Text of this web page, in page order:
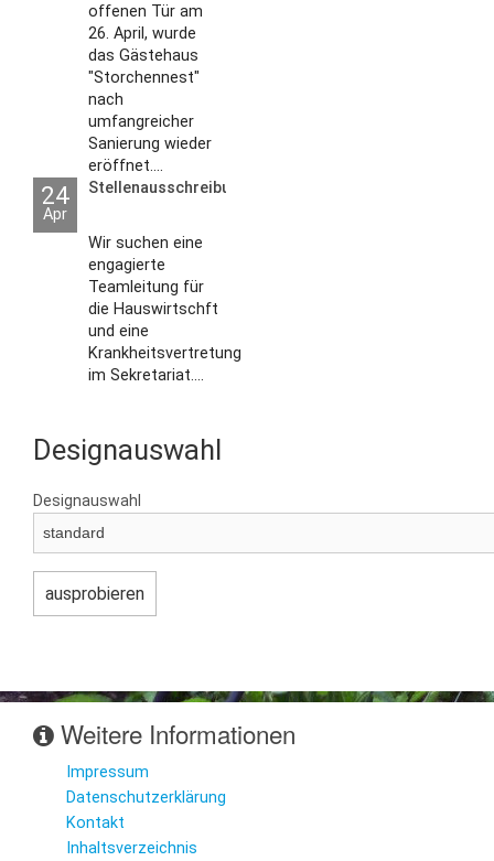
offenen Tür am
26. April, wurde
das Gästehaus
"Storchennest"
nach
umfangreicher
Sanierung wieder
eröffnet....
24
Apr
Stellenausschreibungen
Wir suchen eine
engagierte
Teamleitung für
die Hauswirtschft
und eine
Krankheitsvertretung
im Sekretariat....
Designauswahl
Designauswahl
Weitere Informationen
Impressum
Datenschutzerklärung
Kontakt
Inhaltsverzeichnis